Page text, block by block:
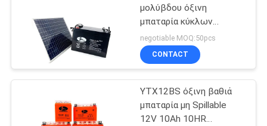
AGM όξινη
μπαταρία
μολύβδου
μολύβδου όξινη
μπαταρία κύκλων
μπαταριών 12v 90ah
βαθιά
negotiable MOQ:50pcs
CONTACT
YTX12BS όξινη βαθιά
μπαταρία μη Spillable
12V 10Ah 10HR